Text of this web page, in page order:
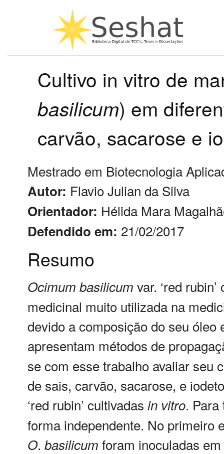
Cultivo in vitro de
basilicum) em
carvão, sacarose e
Mestrado em Biotecnologia
Autor: Flavio Julian da Silva
Orientador: Hélida Mara
Defendido em: 21/02/2017
Resumo
Ocimum basilicum var. ‘red
medicinal muito utilizada na
devido a composição do seu
apresentam métodos de
se com esse trabalho avaliar seu
de sais, carvão, sacarose, e
‘red rubin’ cultivadas in vitro.
forma independente. No primeiro
O. basilicum foram inoculadas